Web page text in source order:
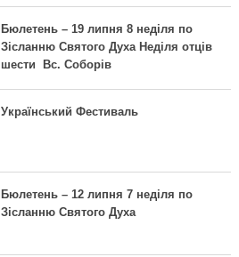
Бюлетень – 19 липня 8 неділя по
Зісланню Святого Духа Неділя отців
шести Вс. Соборів
Український Фестиваль
Бюлетень – 12 липня 7 неділя по
Зісланню Святого Духа